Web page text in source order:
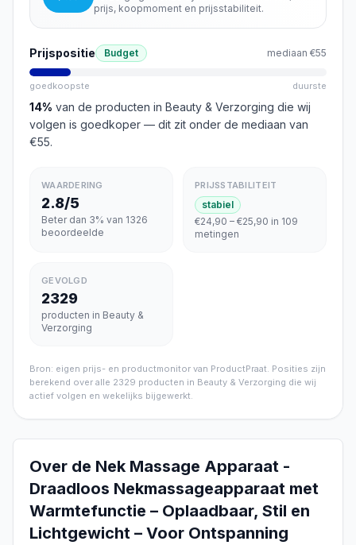
prijs, koopmoment en prijsstabiliteit.
Prijspositie Budget mediaan €55
goedkoopste duurste
14% van de producten in Beauty & Verzorging die wij
volgen is goedkoper — dit zit onder de mediaan van
€55.
WAARDERING
2.8/5
Beter dan 3% van 1326
beoordeelde
PRIJSSTABILITEIT
stabiel
€24,90 – €25,90 in 109
metingen
GEVOLGD
2329
producten in Beauty &
Verzorging
Bron: eigen prijs- en productmonitor van ProductPraat. Posities zijn
berekend over alle 2329 producten in Beauty & Verzorging die wij
actief volgen en wekelijks bijgewerkt.
Over de Nek Massage Apparaat -
Draadloos Nekmassageapparaat met
Warmtefunctie – Oplaadbaar, Stil en
Lichtgewicht – Voor Ontspanning